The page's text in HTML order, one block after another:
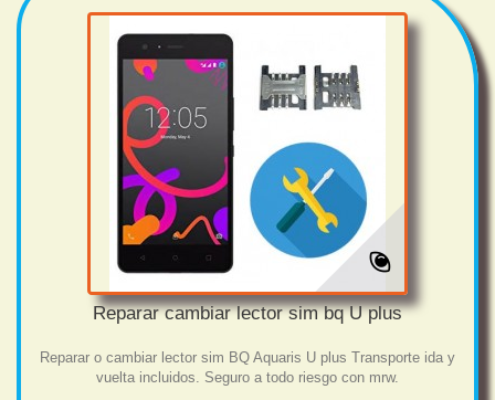
Reparar cambiar lector sim bq U plus
Reparar o cambiar lector sim BQ Aquaris U plus Transporte ida y
vuelta incluidos. Seguro a todo riesgo con mrw.